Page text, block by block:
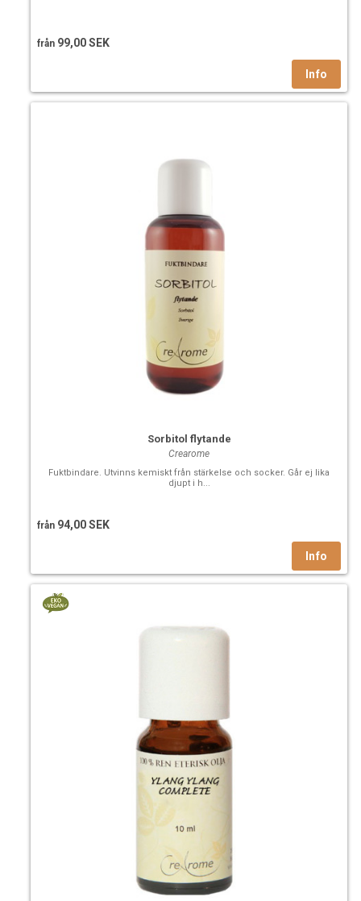
från 99,00 SEK
Sorbitol flytande
Crearome
Fuktbindare. Utvinns kemiskt från stärkelse och socker. Går ej lika
djupt i h...
från 94,00 SEK